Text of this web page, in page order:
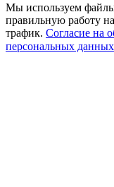
Мы используем
правильную работу
трафик. Согласие на
персональных